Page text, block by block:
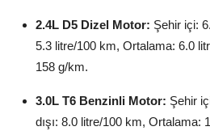
2.4L D5 Dizel Motor: Şehir içi:
5.3 litre/100 km, Ortalama: 6.0
158 g/km.
3.0L T6 Benzinli Motor: Şehir
dışı: 8.0 litre/100 km, Ortalama: